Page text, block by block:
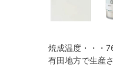
焼成温度・・
有田地方で生産